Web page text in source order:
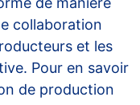
collaboration
et les
Pour en savoir
de production